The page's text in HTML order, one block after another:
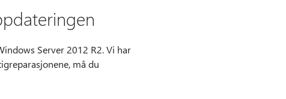
Server 2012 R2. Vi har
må du